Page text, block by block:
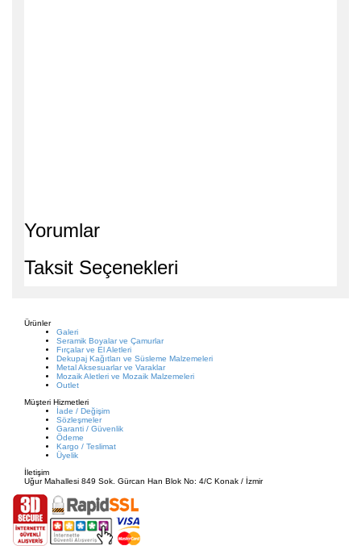
Yorumlar
Taksit Seçenekleri
Ürünler
Galeri
Seramik Boyalar ve Çamurlar
Fırçalar ve El Aletleri
Dekupaj Kağıtları ve Süsleme Malzemeleri
Metal Aksesuarlar ve Varaklar
Mozaik Aletleri ve Mozaik Malzemeleri
Outlet
Müşteri Hizmetleri
İade / Değişim
Sözleşmeler
Garanti / Güvenlik
Ödeme
Kargo / Teslimat
Üyelik
İletişim
Uğur Mahallesi 849 Sok. Gürcan Han Blok No: 4/C Konak / İzmir